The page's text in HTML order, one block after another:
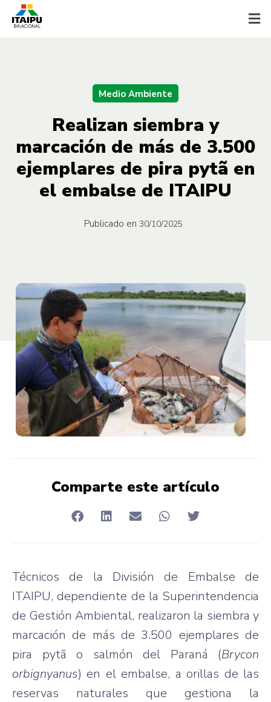
Medio Ambiente
Realizan siembra y
marcación de más de 3.500
ejemplares de pira pytã en
el embalse de ITAIPU
Publicado en 30/10/2025
Comparte este artículo
Técnicos de la División de Embalse de
ITAIPU, dependiente de la Superintendencia
de Gestión Ambiental, realizaron la siembra y
marcación de más de 3.500 ejemplares de
pira pytã o salmón del Paraná (Brycon
orbignyanus) en el embalse, a orillas de las
reservas naturales que gestiona la